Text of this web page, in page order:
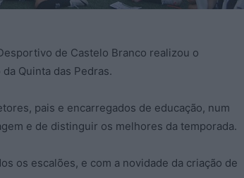
de Castelo Branco realizou o
Quinta das Pedras.
pais e encarregados de educação, num
e de distinguir os melhores da temporada.
os escalões, e com a novidade da criação de